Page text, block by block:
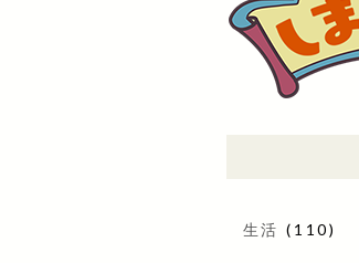
生活 (110)